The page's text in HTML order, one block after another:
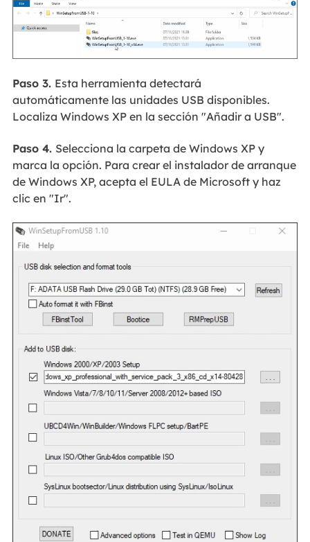
Paso 3. Esta herramienta detectará
automáticamente las unidades USB disponibles.
Localiza Windows XP en la sección "Añadir a USB".
Paso 4. Selecciona la carpeta de Windows XP y
marca la opción. Para crear el instalador de arranque
de Windows XP, acepta el EULA de Microsoft y haz
clic en "Ir".